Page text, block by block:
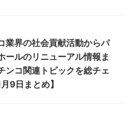
業界の社会貢献活動からパ
ールのリニューアル情報ま
ンコ関連トピックを総チェ
9日まとめ】